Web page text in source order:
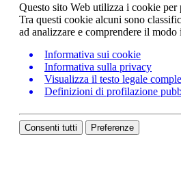
Questo sito Web utilizza i cookie per
Tra questi cookie alcuni sono
ad analizzare e comprendere il
Informativa sui cookie
Informativa sulla privacy
Visualizza il testo legale
Definizioni di profilazione
Consenti tutti Preferenze